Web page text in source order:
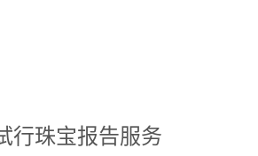
行珠宝报告服务